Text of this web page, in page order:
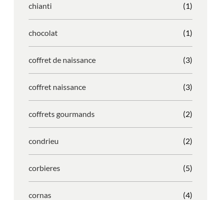
chianti (1)
chocolat (1)
coffret de naissance (3)
coffret naissance (3)
coffrets gourmands (2)
condrieu (2)
corbieres (5)
cornas (4)